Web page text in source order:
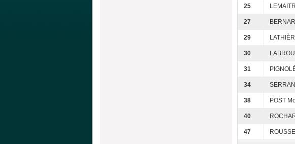
25
27
29
30
31
34
38 POST
40
47